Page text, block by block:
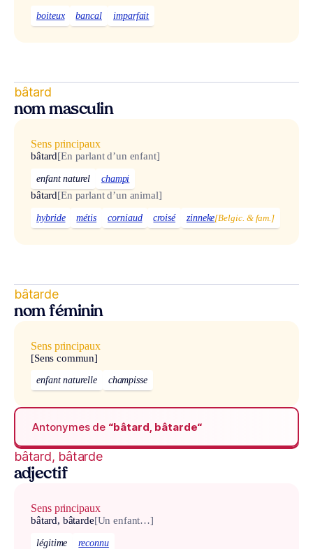
boiteux bancal imparfait
bâtard
nom masculin
Sens principaux
bâtard[En parlant d’un enfant]
enfant naturel champi
bâtard[En parlant d’un animal]
hybride métis corniaud croisé zinneke[Belgic. & fam.]
bâtarde
nom féminin
Sens principaux
[Sens commun]
enfant naturelle champisse
Antonymes de “bâtard, bâtarde“
bâtard, bâtarde
adjectif
Sens principaux
bâtard, bâtarde[Un enfant…]
légitime reconnu